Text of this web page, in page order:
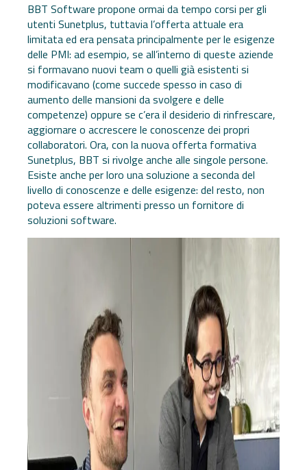
BBT Software propone ormai da tempo corsi per gli
utenti Sunetplus, tuttavia l’offerta attuale era
limitata ed era pensata principalmente per le esigenze
delle PMI: ad esempio, se all’interno di queste aziende
si formavano nuovi team o quelli già esistenti si
modificavano (come succede spesso in caso di
aumento delle mansioni da svolgere e delle
competenze) oppure se c’era il desiderio di rinfrescare,
aggiornare o accrescere le conoscenze dei propri
collaboratori. Ora, con la nuova offerta formativa
Sunetplus, BBT si rivolge anche alle singole persone.
Esiste anche per loro una soluzione a seconda del
livello di conoscenze e delle esigenze: del resto, non
poteva essere altrimenti presso un fornitore di
soluzioni software.